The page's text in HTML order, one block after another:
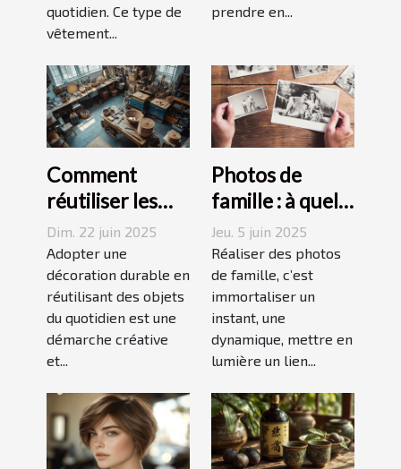
quotidien. Ce type de
vêtement...
prendre en...
Comment
réutiliser les
objets du
quotidien pour
une décoration
durable
Dim. 22 juin 2025
Adopter une
décoration durable en
réutilisant des objets
du quotidien est une
démarche créative
et...
Photos de
famille : à quel
photographe
confier cette
tâche à
Grenoble ?
Jeu. 5 juin 2025
Réaliser des photos
de famille, c’est
immortaliser un
instant, une
dynamique, mettre en
lumière un lien...